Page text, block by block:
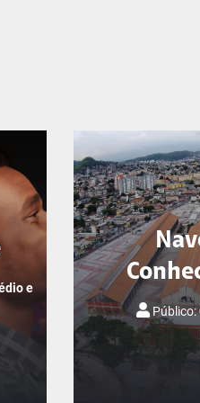
e
Público: